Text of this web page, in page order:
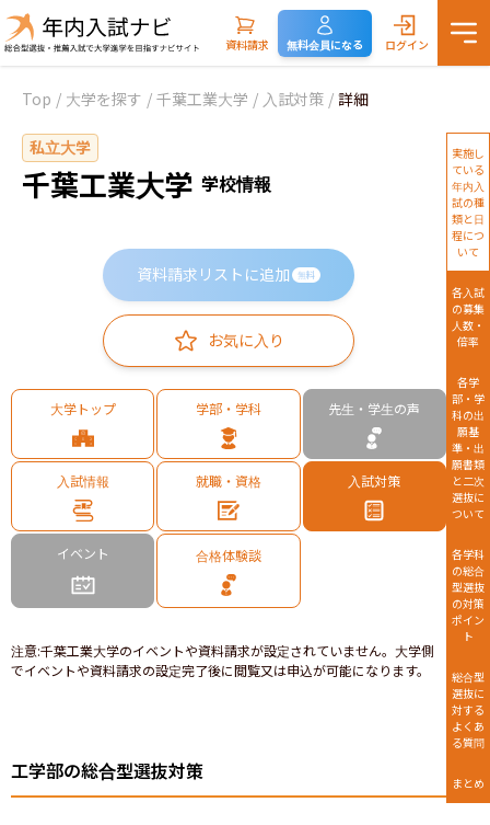
資料請求 無料会員になる ログイン
Top / 大学を探す / 千葉工業大学 / 入試対策 / 詳細
私立大学
千葉工業大学 学校情報
資料請求リストに追加 無料
お気に入り
大学トップ 学部・学科 先生・学生の声
入試情報 就職・資格 入試対策
イベント 合格体験談
注意:千葉工業大学のイベントや資料請求が設定されていません。大学側
でイベントや資料請求の設定完了後に閲覧又は申込が可能になります。
工学部の総合型選抜対策
実施し
ている
年内入
試の種
類と日
程につ
いて
各入試
の募集
人数・
倍率
各学
部・学
科の出
願基
準・出
願書類
と二次
選抜に
ついて
各学科
の総合
型選抜
の対策
ポイン
ト
総合型
選抜に
対する
よくあ
る質問
まとめ